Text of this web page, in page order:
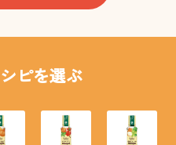
ピを選ぶ